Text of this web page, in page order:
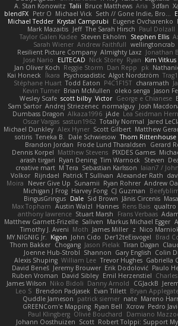
A. Stan Konowitz Talii Bruce Matthews Aria 3dfan
blendFX Petr O Michael Vick Seth // Gone Indie, Bro...
Michael Tedder Krystal Camprubi Eugene Ovcharenko
Mark Mazaitis Jeff The Sarah Hirsch Paul Dolzall
Taylor Galen Kadee Steven Ekholm Stephen Ellis
Sarah Wiener Andrew Faithfull wellingtoncrab
Resilient Picture Company Almighty Laxz Jonathan
Jose Nario
ELITECAD Nick Storey Ryan Kim Vitkus
Jan Oliver Koch Reggie Storm Dan Repp pk
Kai Honeck Íkara Psychosadistic Algot Nordström
Stéphane Huart Todd Eaton P4C1F15T charamath
Kevin Turner Brian McMullen oleko senga Jason
Wesley Scafe scott bilby Victor George e Chianese
Sam Sartor Andrej Striezenec normalguy Josh
Dumbass Dragon Alkaza1996 jAde Lea Seidman
Oscar Vargas sastun1962 Totally Normal Jared
Michael Dunkley Alex Hyner Scott Gilbert Matthew
sotiris Teneka B. Dale Schwiesow Thom Rittenhouse
Brandon Jordan Frode Lund Tharaldsen Gerard
Dennis Korpel Matthew Stevens PIXDES Games
arash tirgari Ryan Dening Tim Warnock Steven
creative mart M Tera Sebastian Karlsson Iaian7 /
Volkor Rijndael Patrick T Sullivan Alexander Rath
Moira
Never Give Up Sunamii Ryan Rohrer Andrew
Michigan J Frog Harvey Fong CJ Guzman
BingusGringus Dale Sid Brown Jānis Circenis
Max Topham Austin Walzl Hannes Rens Bais qualtro
anthony lawrence Stuart Marsh Frans Verbaas
Matthew Garnett-Frizelle Saliven Markus Michael Egger
Timothy J. Aveni Moth James Miller z Nico
MY.NIGNIG Jr. Kigon John Cido Der12teEisvogel Brad
Thom Bakker Chogang Jason Pielak Tiran Dagan
Joenne Hub-Strobl Shannon Gary English Colin
Alexis Shuping William Lee Trevor Hughes Gabriella
David Beneš Jeremy Brouwer Erik Dodolović Paulo
Ruben Vroman David Sibley Emil Herzenstiel
James Wilson Niko Bidoli Danny Arnold CGJackB
Leo S Brendon Padjasek Evan Tillett Bryan
Quddle Jameson patrick siemer nate Mareno
GREENCom'e Mapping Ryan Bell Xcrow Pedro
Paul Klingberg Olivié Bouchard Damiano
Johann Oosthuizen Scott Robert Tolppi: Support